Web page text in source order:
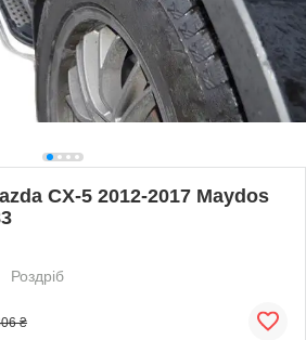
CX-5 2012-2017 Maydos
Роздріб
₴